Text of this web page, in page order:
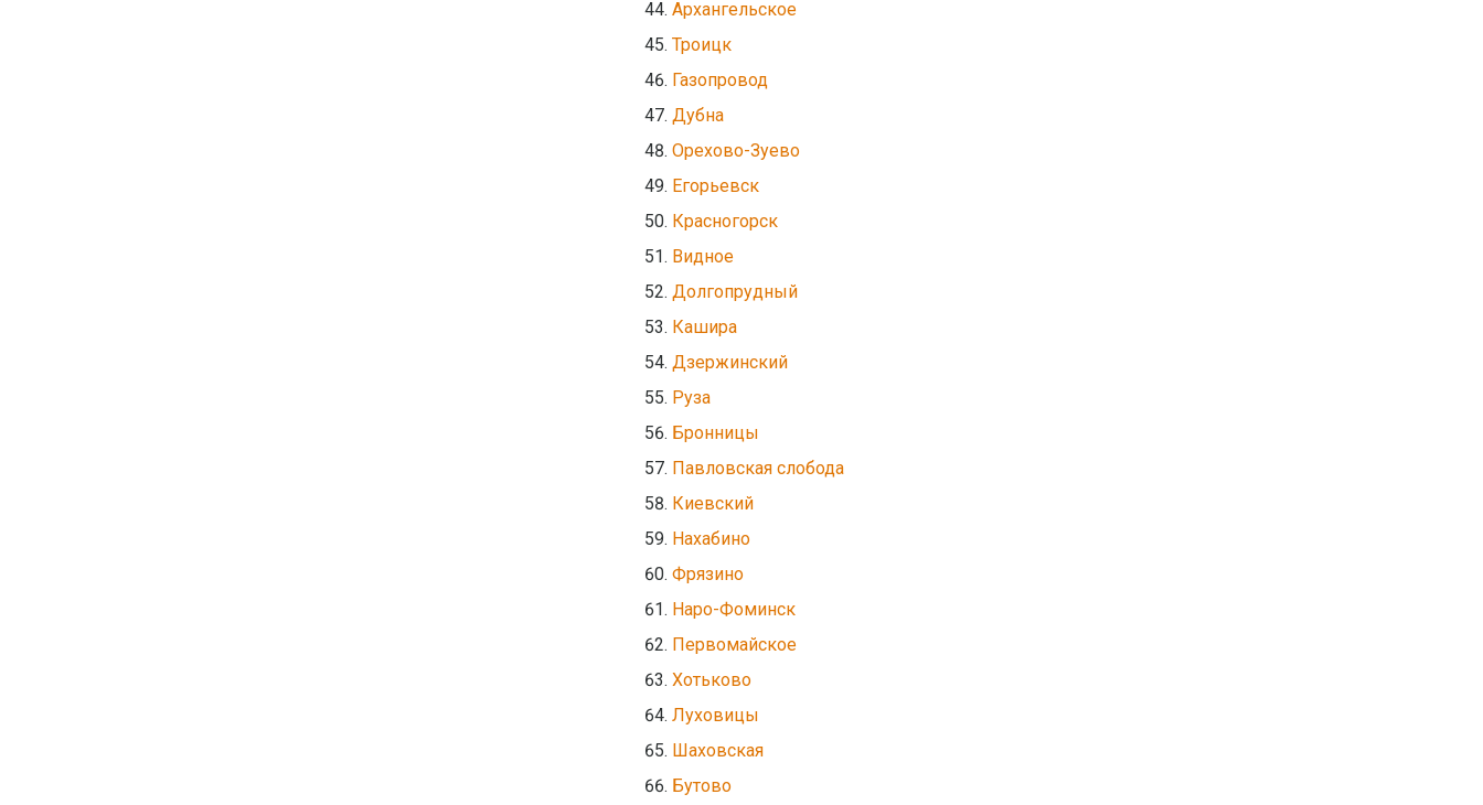
Архангельское
Троицк
Газопровод
Дубна
Орехово-Зуево
Егорьевск
Красногорск
Видное
Долгопрудный
Кашира
Дзержинский
Руза
Бронницы
Павловская слобода
Киевский
Нахабино
Фрязино
Наро-Фоминск
Первомайское
Хотьково
Луховицы
Шаховская
Бутово